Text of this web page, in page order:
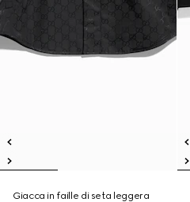
Giacca in faille di seta leggera